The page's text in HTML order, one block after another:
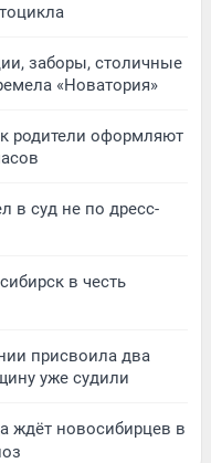
заборы, столичные
«Новатория»
родители оформляют
в суд не по дресс-
в честь
присвоила два
уже судили
ждёт новосибирцев в